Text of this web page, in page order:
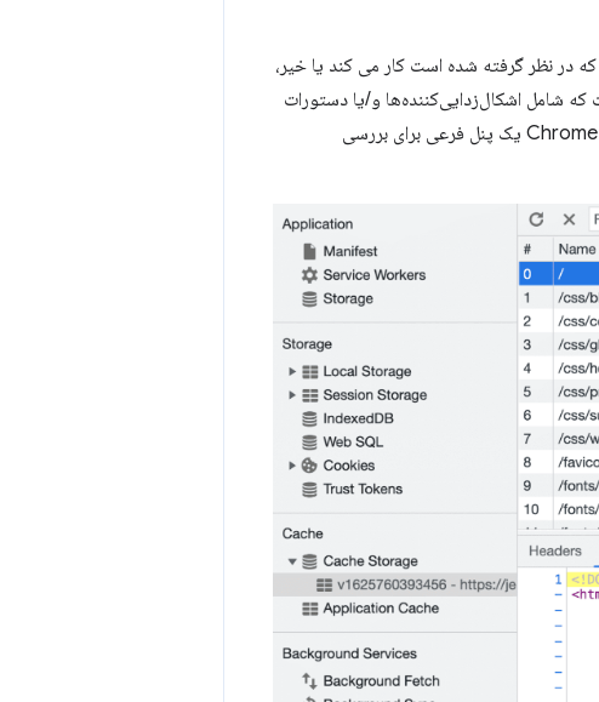
در نظر گرفته شده است کار می کند یا خیر،
شامل اشکال‌زدایی‌کننده‌ها و/یا دستورات
می‌شود که ابزار بصری برای این کار مناسب‌تر است. پانل برنامه در Chrome DevTools یک پنل فرعی برای بررسی